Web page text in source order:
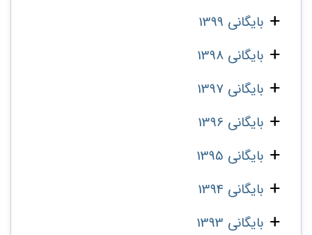
بایگانی 1399
بایگانی 1398
بایگانی 1397
بایگانی 1396
بایگانی 1395
بایگانی 1394
بایگانی 1393